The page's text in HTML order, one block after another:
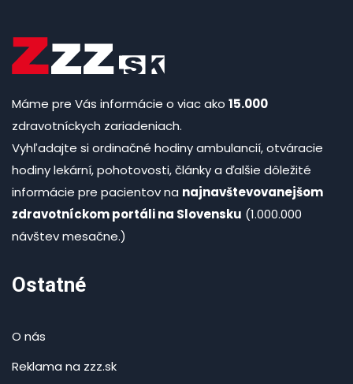
Máme pre Vás informácie o viac ako 15.000
zdravotníckych zariadeniach.
Vyhľadajte si ordinačné hodiny ambulancií, otváracie
hodiny lekární, pohotovosti, články a ďalšie dôležité
informácie pre pacientov na najnavštevovanejšom
zdravotníckom portáli na Slovensku (1.000.000
návštev mesačne.)
Ostatné
O nás
Reklama na zzz.sk